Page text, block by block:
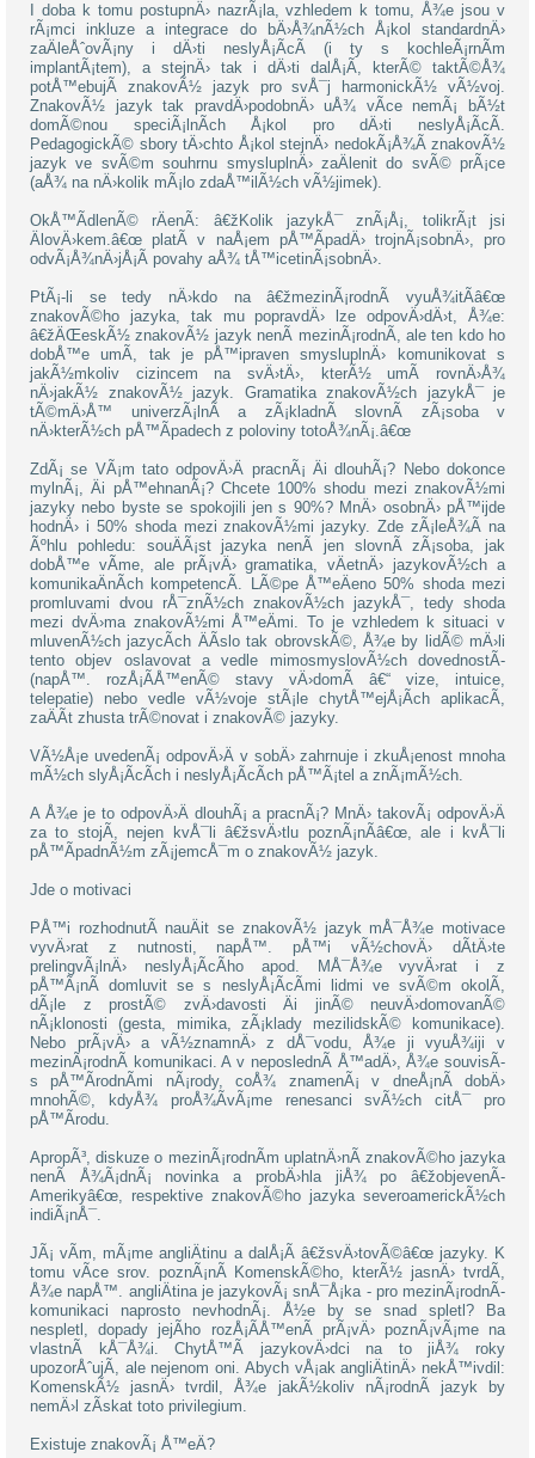
I doba k tomu postupnÄ› nazrÃ¡la, vzhledem k tomu, Å¾e jsou v
rÃ¡mci inkluze a integrace do bÄ›Å¾nÃ½ch Å¡kol standardnÄ›
zaÄleÅˆovÃ¡ny i dÄ›ti neslyÅ¡Ã­cÃ­ (i ty s kochleÃ¡rnÃ­m
implantÃ¡tem), a stejnÄ› tak i dÄ›ti dalÅ¡Ã­, kterÃ© taktÃ©Å¾
potÅ™ebujÃ­ znakovÃ½ jazyk pro svÅ¯j harmonickÃ½ vÃ½voj.
ZnakovÃ½ jazyk tak pravdÄ›podobnÄ› uÅ¾ vÃ­ce nemÃ¡ bÃ½t
domÃ©nou speciÃ¡lnÃ­ch Å¡kol pro dÄ›ti neslyÅ¡Ã­cÃ­.
PedagogickÃ© sbory tÄ›chto Å¡kol stejnÄ› nedokÃ¡Å¾Ã­ znakovÃ½
jazyk ve svÃ©m souhrnu smysluplnÄ› zaÄlenit do svÃ© prÃ¡ce
(aÅ¾ na nÄ›kolik mÃ¡lo zdaÅ™ilÃ½ch vÃ½jimek).
OkÅ™Ã­dlenÃ© rÄenÃ­: â€žKolik jazykÅ¯ znÃ¡Å¡, tolikrÃ¡t jsi
ÄlovÄ›kem.â€œ platÃ­ v naÅ¡em pÅ™Ã­padÄ› trojnÃ¡sobnÄ›, pro
odvÃ¡Å¾nÄ›jÅ¡Ã­ povahy aÅ¾ tÅ™icetinÃ¡sobnÄ›.
PtÃ¡-li se tedy nÄ›kdo na â€žmezinÃ¡rodnÃ­ vyuÅ¾itÃ­â€œ
znakovÃ©ho jazyka, tak mu popravdÄ› lze odpovÄ›dÄ›t, Å¾e:
â€žÄŒeskÃ½ znakovÃ½ jazyk nenÃ­ mezinÃ¡rodnÃ­, ale ten kdo ho
dobÅ™e umÃ­, tak je pÅ™ipraven smysluplnÄ› komunikovat s
jakÃ½mkoliv cizincem na svÄ›tÄ›, kterÃ½ umÃ­ rovnÄ›Å¾
nÄ›jakÃ½ znakovÃ½ jazyk. Gramatika znakovÃ½ch jazykÅ¯ je
tÃ©mÄ›Å™ univerzÃ¡lnÃ­ a zÃ¡kladnÃ­ slovnÃ­ zÃ¡soba v
nÄ›kterÃ½ch pÅ™Ã­padech z poloviny totoÅ¾nÃ¡.â€œ
ZdÃ¡ se VÃ¡m tato odpovÄ›Ä pracnÃ¡ Äi dlouhÃ¡? Nebo dokonce
mylnÃ¡, Äi pÅ™ehnanÃ¡? Chcete 100% shodu mezi znakovÃ½mi
jazyky nebo byste se spokojili jen s 90%? MnÄ› osobnÄ› pÅ™ijde
hodnÄ› i 50% shoda mezi znakovÃ½mi jazyky. Zde zÃ¡leÅ¾Ã­ na
Ãºhlu pohledu: souÄÃ¡st jazyka nenÃ­ jen slovnÃ­ zÃ¡soba, jak
dobÅ™e vÃ­me, ale prÃ¡vÄ› gramatika, vÄetnÄ› jazykovÃ½ch a
komunikaÄnÃ­ch kompetencÃ­. LÃ©pe Å™eÄeno 50% shoda mezi
promluvami dvou rÅ¯znÃ½ch znakovÃ½ch jazykÅ¯, tedy shoda
mezi dvÄ›ma znakovÃ½mi Å™eÄmi. To je vzhledem k situaci v
mluvenÃ½ch jazycÃ­ch ÄÃ­slo tak obrovskÃ©, Å¾e by lidÃ© mÄ›li
tento objev oslavovat a vedle mimosmyslovÃ½ch dovednostÃ­
(napÅ™. rozÅ¡Ã­Å™enÃ© stavy vÄ›domÃ­ â€“ vize, intuice,
telepatie) nebo vedle vÃ½voje stÃ¡le chytÅ™ejÅ¡Ã­ch aplikacÃ­,
zaÄÃ­t zhusta trÃ©novat i znakovÃ© jazyky.
VÃ½Å¡e uvedenÃ¡ odpovÄ›Ä v sobÄ› zahrnuje i zkuÅ¡enost mnoha
mÃ½ch slyÅ¡Ã­cÃ­ch i neslyÅ¡Ã­cÃ­ch pÅ™Ã¡tel a znÃ¡mÃ½ch.
A Å¾e je to odpovÄ›Ä dlouhÃ¡ a pracnÃ¡? MnÄ› takovÃ¡ odpovÄ›Ä
za to stojÃ­, nejen kvÅ¯li â€žsvÄ›tlu poznÃ¡nÃ­â€œ, ale i kvÅ¯li
pÅ™Ã­padnÃ½m zÃ¡jemcÅ¯m o znakovÃ½ jazyk.
Jde o motivaci
PÅ™i rozhodnutÃ­ nauÄit se znakovÃ½ jazyk mÅ¯Å¾e motivace
vyvÄ›rat z nutnosti, napÅ™. pÅ™i vÃ½chovÄ› dÃ­tÄ›te
prelingvÃ¡lnÄ› neslyÅ¡Ã­cÃ­ho apod. MÅ¯Å¾e vyvÄ›rat i z
pÅ™Ã¡nÃ­ domluvit se s neslyÅ¡Ã­cÃ­mi lidmi ve svÃ©m okolÃ­,
dÃ¡le z prostÃ© zvÄ›davosti Äi jinÃ© neuvÄ›domovanÃ©
nÃ¡klonosti (gesta, mimika, zÃ¡klady mezilidskÃ© komunikace).
Nebo prÃ¡vÄ› a vÃ½znamnÄ› z dÅ¯vodu, Å¾e ji vyuÅ¾iji v
mezinÃ¡rodnÃ­ komunikaci. A v neposlednÃ­ Å™adÄ›, Å¾e souvisÃ­
s pÅ™Ã­rodnÃ­mi nÃ¡rody, coÅ¾ znamenÃ¡ v dneÅ¡nÃ­ dobÄ›
mnohÃ©, kdyÅ¾ proÅ¾Ã­vÃ¡me renesanci svÃ½ch citÅ¯ pro
pÅ™Ã­rodu.
ApropÃ³, diskuze o mezinÃ¡rodnÃ­m uplatnÄ›nÃ­ znakovÃ©ho jazyka
nenÃ­ Å¾Ã¡dnÃ¡ novinka a probÄ›hla jiÅ¾ po â€žobjevenÃ­
Amerikyâ€œ, respektive znakovÃ©ho jazyka severoamerickÃ½ch
indiÃ¡nÅ¯.
JÃ¡ vÃ­m, mÃ¡me angliÄtinu a dalÅ¡Ã­ â€žsvÄ›tovÃ©â€œ jazyky. K
tomu vÃ­ce srov. poznÃ¡nÃ­ KomenskÃ©ho, kterÃ½ jasnÄ› tvrdÃ­,
Å¾e napÅ™. angliÄtina je jazykovÃ¡ snÅ¯Å¡ka - pro mezinÃ¡rodnÃ­
komunikaci naprosto nevhodnÃ¡. Å½e by se snad spletl? Ba
nespletl, dopady jejÃ­ho rozÅ¡Ã­Å™enÃ­ prÃ¡vÄ› poznÃ¡vÃ¡me na
vlastnÃ­ kÅ¯Å¾i. ChytÅ™Ã­ jazykovÄ›dci na to jiÅ¾ roky
upozorÅˆujÃ­, ale nejenom oni. Abych vÅ¡ak angliÄtinÄ› nekÅ™ivdil:
KomenskÃ½ jasnÄ› tvrdil, Å¾e jakÃ½koliv nÃ¡rodnÃ­ jazyk by
nemÄ›l zÃ­skat toto privilegium.
Existuje znakovÃ¡ Å™eÄ?